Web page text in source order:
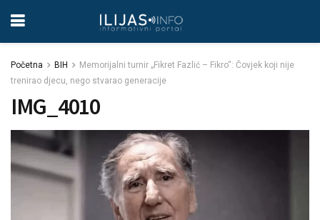
Početna BIH
Memorijalni turnir „Fikret Fazlić – Fikro“: Čovjek koji nije
trenirao djecu, nego stvarao generacije
IMG_4010